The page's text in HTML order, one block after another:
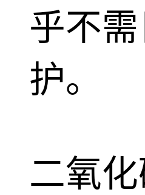
乎不
护。
二氧